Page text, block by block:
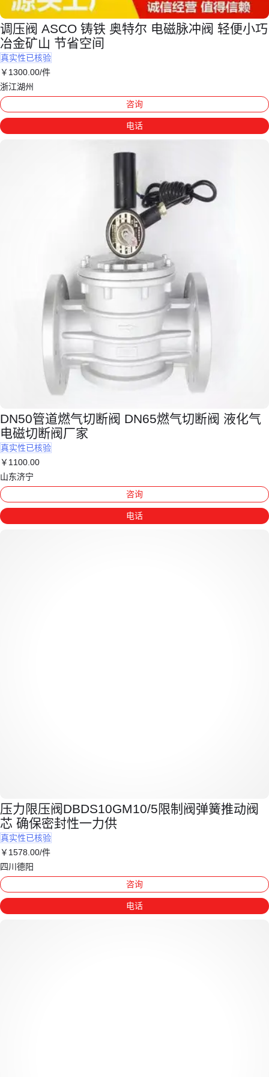
调压阀 ASCO 铸铁 奥特尔 电磁脉冲阀 轻便小巧
冶金矿山 节省空间
真实性已核验
￥ 1300 .00/件
浙江湖州
咨询
电话
DN50管道燃气切断阀 DN65燃气切断阀 液化气
电磁切断阀厂家
真实性已核验
￥ 1100 .00
山东济宁
咨询
电话
压力限压阀DBDS10GM10/5限制阀弹簧推动阀
芯 确保密封性一力供
真实性已核验
￥ 1578 .00/件
四川德阳
咨询
电话